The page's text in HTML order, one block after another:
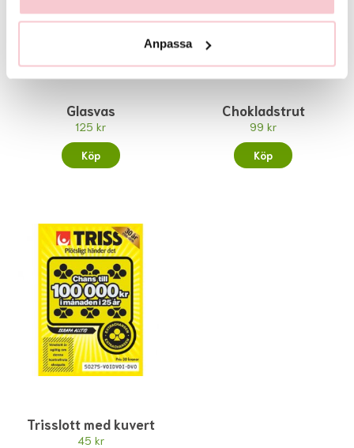
Anpassa
Glasvas
125 kr
Köp
Chokladstrut
99 kr
Köp
Trisslott med kuvert
45 kr